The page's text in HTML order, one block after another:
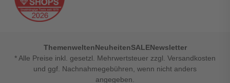
ThemenweltenNeuheitenSALENewsletter
* Alle Preise inkl. gesetzl. Mehrwertsteuer zzgl. Versandkosten
und ggf. Nachnahmegebühren, wenn nicht anders
angegeben.